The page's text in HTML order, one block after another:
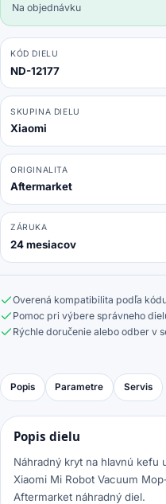
V3,
SE
Kryt
Hlavnej
Kefy
(Biela)
Na objednávku
KÓD DIELU
ND-12177
SKUPINA DIELU
Xiaomi
ORIGINALITA
Aftermarket
ZÁRUKA
24 mesiacov
Overená kompatibilita podľa
Pomoc pri výbere správneho
Rýchle doručenie alebo odber v
Popis Parametre Servis
Popis dielu
Náhradný kryt na hlavnú kefu
Xiaomi Mi Robot Vacuum
Aftermarket náhradný diel.